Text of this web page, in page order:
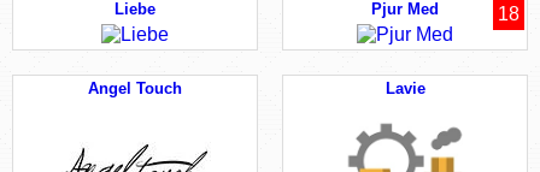
Liebe Pjur Med 18
Angel Touch Lavie